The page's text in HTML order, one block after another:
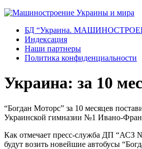
БД “Украина.
Индекcация
Наши партнеры
Политика конфиденциальности
Украина: за 10
“Богдан Моторс” за 10 месяцев
Украинской гимназии №1 Ивано-
Как отмечает пресс-служба ДП “АСЗ
будут возить новейшие автобусы